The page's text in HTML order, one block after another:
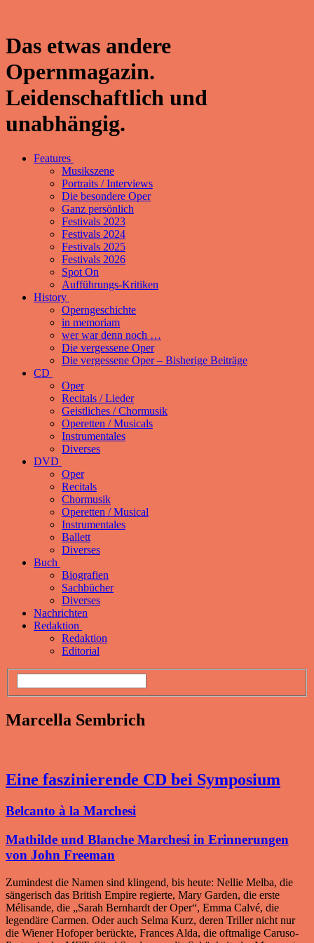
Das etwas andere
Opernmagazin.
Leidenschaftlich und
unabhängig.
Features
Musikszene
Portraits / Interviews
Die besondere Oper
Ganz persönlich
Festivals 2023
Festivals 2024
Festivals 2025
Festivals 2026
Spot On
Aufführungs-Kritiken
History
Operngeschichte
in memoriam
wer war denn noch …
Die vergessene Oper
Die vergessene Oper – Bisherige Beiträge
CD
Oper
Recitals / Lieder
Geistliches / Chormusik
Operetten / Musicals
Instrumentales
Diverses
DVD
Oper
Recitals
Chormusik
Operetten / Musical
Instrumentales
Ballett
Diverses
Buch
Biografien
Sachbücher
Diverses
Nachrichten
Redaktion
Redaktion
Editorial
Marcella Sembrich
Eine faszinierende CD bei Symposium
Belcanto à la Marchesi
Mathilde und Blanche Marchesi in Erinnerungen
von John Freeman
Zumindest die Namen sind klingend, bis heute: Nellie Melba, die
sängerisch das British Empire regierte, Mary Garden, die erste
Mélisande, die „Sarah Bernhardt der Oper“, Emma Calvé, die
legendäre Carmen. Oder auch Selma Kurz, deren Triller nicht nur
die Wiener Hofoper berückte, Frances Alda, die oftmalige Caruso-